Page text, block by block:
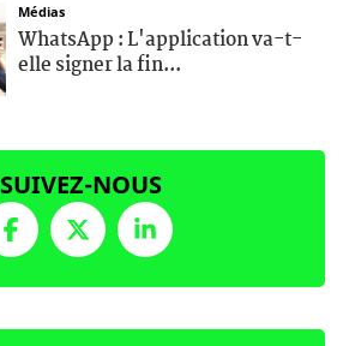
Médias
WhatsApp : L'application va-t-
elle signer la fin...
SUIVEZ-NOUS